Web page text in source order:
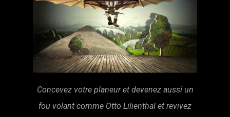
Concevez votre planeur et devenez aussi un
fou volant comme Otto Lilienthal et revivez